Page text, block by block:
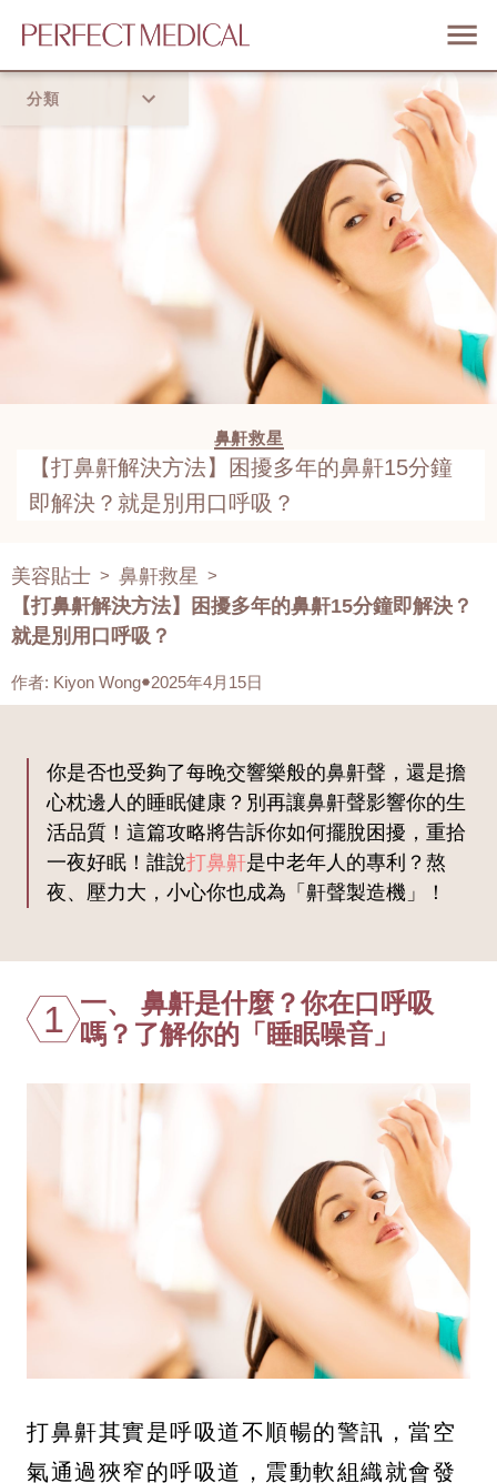
分類
鼻鼾救星
【打鼻鼾解決方法】困擾多年的鼻鼾15分鐘
即解決？就是別用口呼吸？
美容貼士 > 鼻鼾救星 >
【打鼻鼾解決方法】困擾多年的鼻鼾15分鐘即解決？
就是別用口呼吸？
作者: Kiyon Wong 2025年4月15日
你是否也受夠了每晚交響樂般的鼻鼾聲，還是擔
心枕邊人的睡眠健康？別再讓鼻鼾聲影響你的生
活品質！這篇攻略將告訴你如何擺脫困擾，重拾
一夜好眠！誰說打鼻鼾是中老年人的專利？熬
夜、壓力大，小心你也成為「鼾聲製造機」！
1 一、 鼻鼾是什麼？你在口呼吸
嗎？了解你的「睡眠噪音」
打鼻鼾其實是呼吸道不順暢的警訊，當空
氣通過狹窄的呼吸道，震動軟組織就會發